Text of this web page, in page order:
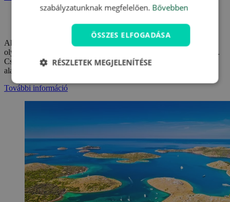
Akár hisz a szellemekben és a sötét erőkben, akár nem, vannak
olyan helyek, ahol egyszerűen szinte érezni lehet a túlvilági erőket.
Csehország hátborzongató és különleges helyeinek TOP 10 listája
alapján biztos hogy felejthetetlen lesz a halloween!
További információ
szabályzatunknak megfelelően. Bővebben
ÖSSZES ELFOGADÁSA
RÉSZLETEK MEGJELENÍTÉSE